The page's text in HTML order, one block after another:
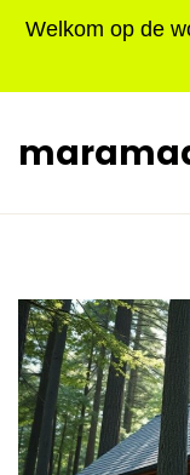
Welkom op de